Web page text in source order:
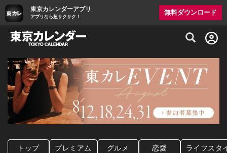
東京カレンダーアプリ
アプリなら超サクサク！
無料ダウンロード
グルメ情報・プレミアムレストラン予約
トップ プレミアム グルメ 恋愛 ライフスタ